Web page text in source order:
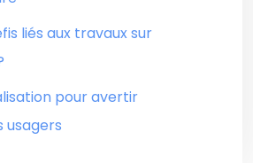
liés aux travaux sur
pour avertir